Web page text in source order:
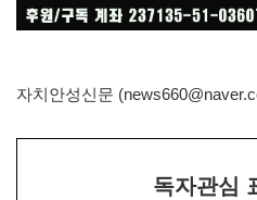
자치안성신문
독자관심